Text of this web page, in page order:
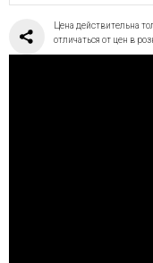
Цена действительна
отличаться от цен в